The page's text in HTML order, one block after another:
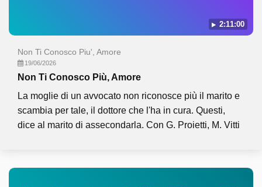
2:11:00
Non Ti Conosco Piu', Amore
19/06/2026
Non Ti Conosco Più, Amore
La moglie di un avvocato non riconosce più il marito e
scambia per tale, il dottore che l'ha in cura. Questi,
dice al marito di assecondarla. Con G. Proietti, M. Vitti